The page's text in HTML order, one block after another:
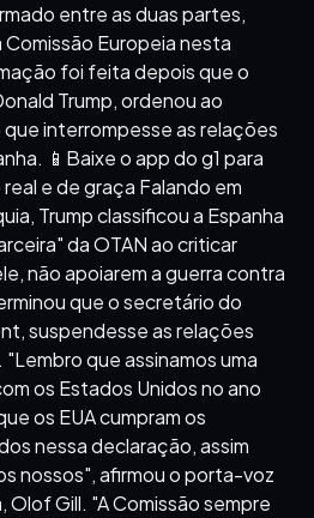
entre as duas partes,
Europeia nesta
foi feita depois que o
Trump, ordenou ao
interrompesse as relações
📱Baixe o app do g1 para
e de graça Falando em
Trump classificou a Espanha
da OTAN ao criticar
não apoiarem a guerra contra
que o secretário do
suspendesse as relações
que assinamos uma
os Estados Unidos no ano
os EUA cumpram os
nessa declaração, assim
nossos", afirmou o porta-voz
Olof Gill. "A Comissão sempre